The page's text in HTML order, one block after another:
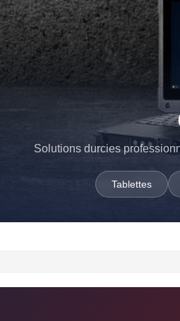
Solutions durcies
Tablettes